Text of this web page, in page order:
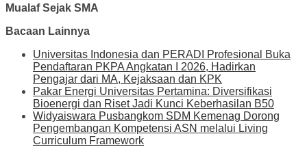
Mualaf Sejak SMA
Bacaan Lainnya
Universitas Indonesia dan PERADI Profesional Buka
Pendaftaran PKPA Angkatan I 2026, Hadirkan
Pengajar dari MA, Kejaksaan dan KPK
Pakar Energi Universitas Pertamina: Diversifikasi
Bioenergi dan Riset Jadi Kunci Keberhasilan B50
Widyaiswara Pusbangkom SDM Kemenag Dorong
Pengembangan Kompetensi ASN melalui Living
Curriculum Framework